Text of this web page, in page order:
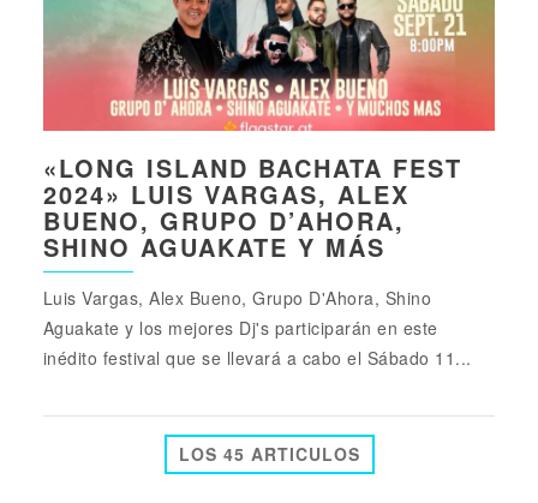
«LONG ISLAND BACHATA FEST
2024» LUIS VARGAS, ALEX
BUENO, GRUPO D’AHORA,
SHINO AGUAKATE Y MÁS
Luis Vargas, Alex Bueno, Grupo D'Ahora, Shino
Aguakate y los mejores Dj's participarán en este
inédito festival que se llevará a cabo el Sábado 11...
LOS 45 ARTICULOS